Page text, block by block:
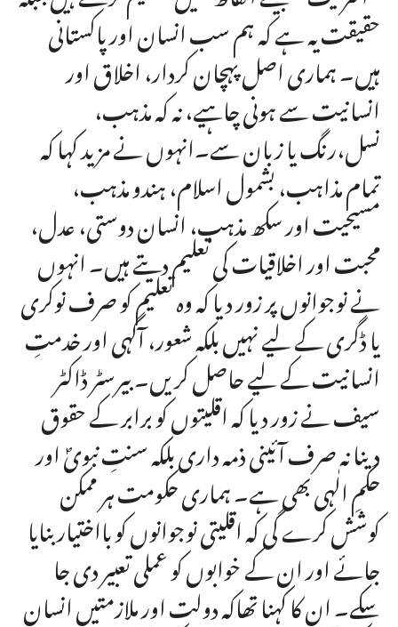
حقیقت یہ ہے کہ ہم سب انسان اور پاکستانی
ہیں۔ ہماری اصل پہچان کردار، اخلاق اور
انسانیت سے ہونی چاہیے، نہ کہ مذہب،
نسل،رنگ یا زبان سے۔انہوں نے مزید کہا کہ
تمام مذاہب، بشمول اسلام، ہندو مذہب،
مسیحیت اور سکھ مذہب، انسان دوستی، عدل،
محبت اور اخلاقیات کی تعلیم دیتے ہیں۔ انہوں
نے نوجوانوں پر زور دیا کہ وہ تعلیم کو صرف نوکری
یا ڈگری کے لیے نہیں بلکہ شعور، آگہی اور خدمتِ
انسانیت کے لیے حاصل کریں۔ بیرسٹر ڈاکٹر
سیف نے زور دیا کہ اقلیتوں کو برابر کے حقوق
دینا نہ صرف آئینی ذمہ داری بلکہ سنتِ نبویؐ اور
حکمِ الٰہی بھی ہے۔ ہماری حکومت ہر ممکن
کوشش کرے گی کہ اقلیتی نوجوانوں کو بااختیار بنایا
جائے اور ان کے خوابوں کو عملی تعبیر دی جا
سکے۔ ان کا کہنا تھاکہ دولت اور ملازمتیں انسان